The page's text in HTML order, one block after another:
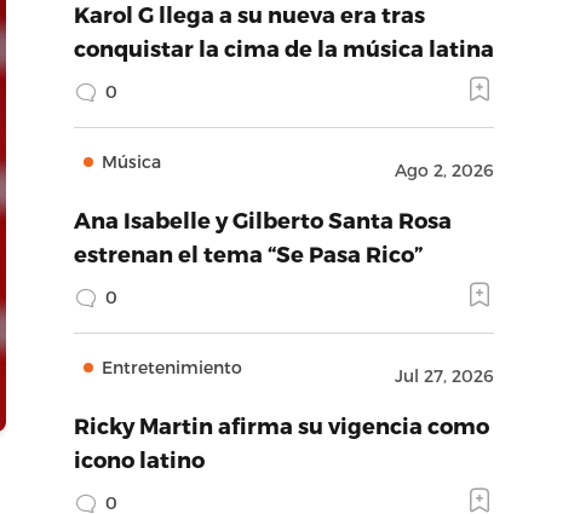
Karol G llega a su nueva era tras
conquistar la cima de la música latina
0
Música Ago 2, 2026
Ana Isabelle y Gilberto Santa Rosa
estrenan el tema “Se Pasa Rico”
0
Entretenimiento Jul 27, 2026
Ricky Martin afirma su vigencia como
icono latino
0